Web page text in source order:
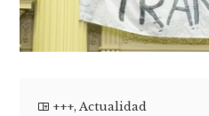
+++,Actualidad